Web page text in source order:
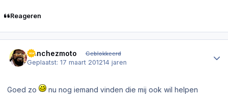
Reageren
Sanchezmoto Geblokkeerd
Geplaatst:17 maart 201214 jaren
Goed zo nu nog iemand vinden die mij ook wil helpen